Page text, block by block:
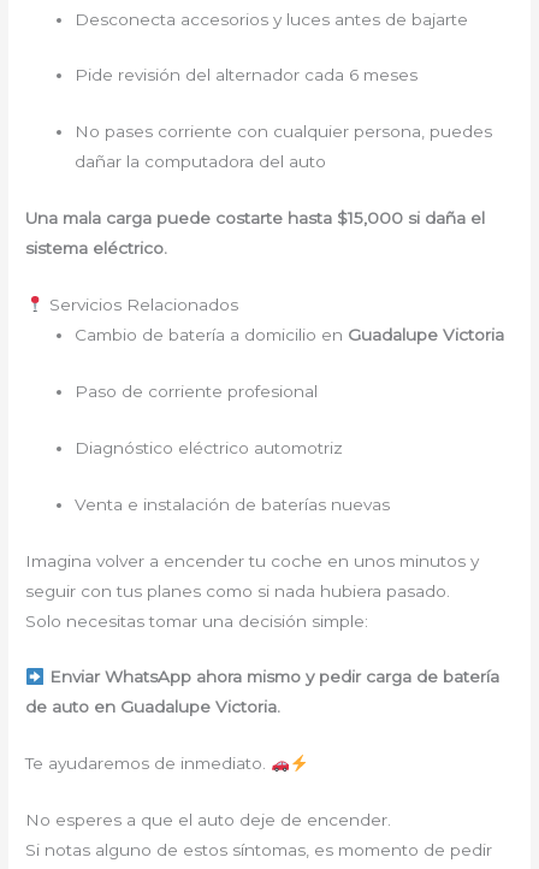
Desconecta accesorios y luces antes de bajarte
Pide revisión del alternador cada 6 meses
No pases corriente con cualquier persona, puedes
dañar la computadora del auto
Una mala carga puede costarte hasta $15,000 si daña el
sistema eléctrico.
Servicios Relacionados
Cambio de batería a domicilio en Guadalupe Victoria
Paso de corriente profesional
Diagnóstico eléctrico automotriz
Venta e instalación de baterías nuevas
Imagina volver a encender tu coche en unos minutos y
seguir con tus planes como si nada hubiera pasado.
Solo necesitas tomar una decisión simple:
Enviar WhatsApp ahora mismo y pedir carga de batería
de auto en Guadalupe Victoria.
Te ayudaremos de inmediato.
No esperes a que el auto deje de encender.
Si notas alguno de estos síntomas, es momento de pedir